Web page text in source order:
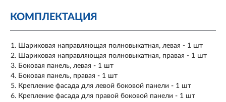
КОМПЛЕКТАЦИЯ
Шариковая направляющая полновыкатная, левая - 1 шт
Шариковая направляющая полновыкатная, правая - 1 шт
Боковая панель, левая - 1 шт
Боковая панель, правая - 1 шт
Крепление фасада для левой боковой панели - 1 шт
Крепление фасада для правой боковой панели - 1 шт